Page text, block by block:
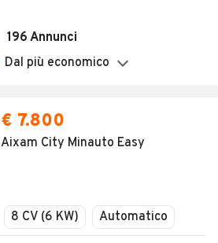
196 Annunci
Dal più economico
€ 7.800
Aixam City Minauto Easy
8 CV (6 KW) Automatico